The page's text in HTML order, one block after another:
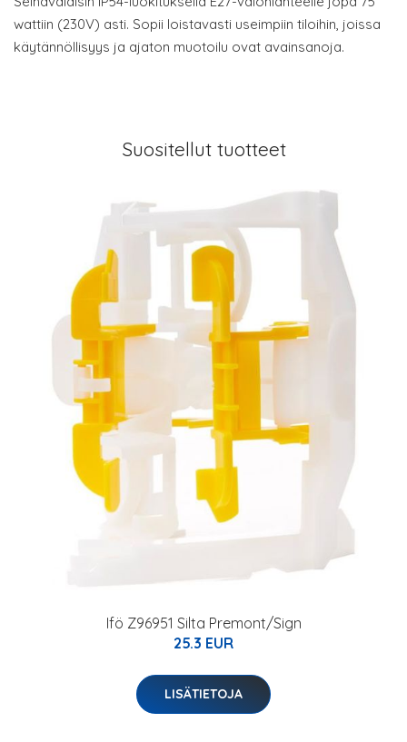
wattiin (230V) asti. Sopii loistavasti useimpiin tiloihin, joissa
käytännöllisyys ja ajaton muotoilu ovat avainsanoja.
Suositellut tuotteet
Ifö Z96951 Silta Premont/Sign
25.3 EUR
LISÄTIETOJA